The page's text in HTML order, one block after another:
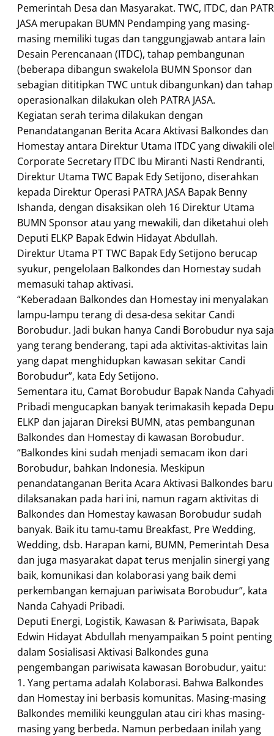
Pemerintah Desa dan Masyarakat. TWC, ITDC, dan
JASA merupakan BUMN Pendamping yang masing-
masing memiliki tugas dan tanggungjawab antara lain
Desain Perencanaan (ITDC), tahap pembangunan
(beberapa dibangun swakelola BUMN Sponsor dan
sebagian dititipkan TWC untuk dibangunkan) dan tahap
operasionalkan dilakukan oleh PATRA JASA.
Kegiatan serah terima dilakukan dengan
Penandatanganan Berita Acara Aktivasi Balkondes dan
Homestay antara Direktur Utama ITDC yang diwakili
Corporate Secretary ITDC Ibu Miranti Nasti Rendranti,
Direktur Utama TWC Bapak Edy Setijono, diserahkan
kepada Direktur Operasi PATRA JASA Bapak Benny
Ishanda, dengan disaksikan oleh 16 Direktur Utama
BUMN Sponsor atau yang mewakili, dan diketahui oleh
Deputi ELKP Bapak Edwin Hidayat Abdullah.
Direktur Utama PT TWC Bapak Edy Setijono berucap
syukur, pengelolaan Balkondes dan Homestay sudah
memasuki tahap aktivasi.
“Keberadaan Balkondes dan Homestay ini menyalakan
lampu-lampu terang di desa-desa sekitar Candi
Borobudur. Jadi bukan hanya Candi Borobudur nya saja
yang terang benderang, tapi ada aktivitas-aktivitas lain
yang dapat menghidupkan kawasan sekitar Candi
Borobudur”, kata Edy Setijono.
Sementara itu, Camat Borobudur Bapak Nanda Cahyadi
Pribadi mengucapkan banyak terimakasih kepada
ELKP dan jajaran Direksi BUMN, atas pembangunan
Balkondes dan Homestay di kawasan Borobudur.
“Balkondes kini sudah menjadi semacam ikon dari
Borobudur, bahkan Indonesia. Meskipun
penandatanganan Berita Acara Aktivasi Balkondes baru
dilaksanakan pada hari ini, namun ragam aktivitas di
Balkondes dan Homestay kawasan Borobudur sudah
banyak. Baik itu tamu-tamu Breakfast, Pre Wedding,
Wedding, dsb. Harapan kami, BUMN, Pemerintah Desa
dan juga masyarakat dapat terus menjalin sinergi yang
baik, komunikasi dan kolaborasi yang baik demi
perkembangan kemajuan pariwisata Borobudur”, kata
Nanda Cahyadi Pribadi.
Deputi Energi, Logistik, Kawasan & Pariwisata, Bapak
Edwin Hidayat Abdullah menyampaikan 5 point penting
dalam Sosialisasi Aktivasi Balkondes guna
pengembangan pariwisata kawasan Borobudur, yaitu:
1. Yang pertama adalah Kolaborasi. Bahwa Balkondes
dan Homestay ini berbasis komunitas. Masing-masing
Balkondes memiliki keunggulan atau ciri khas masing-
masing yang berbeda. Namun perbedaan inilah yang